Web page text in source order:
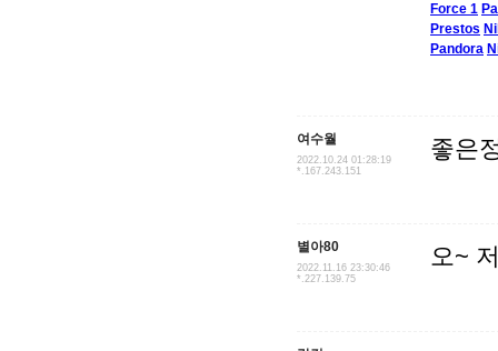
Force 1
Prestos
Pandora
여수월
2022.10.24 01:28:19
*.167.243.151
좋은
별아80
2022.11.16 23:30:46
*.227.139.75
오~